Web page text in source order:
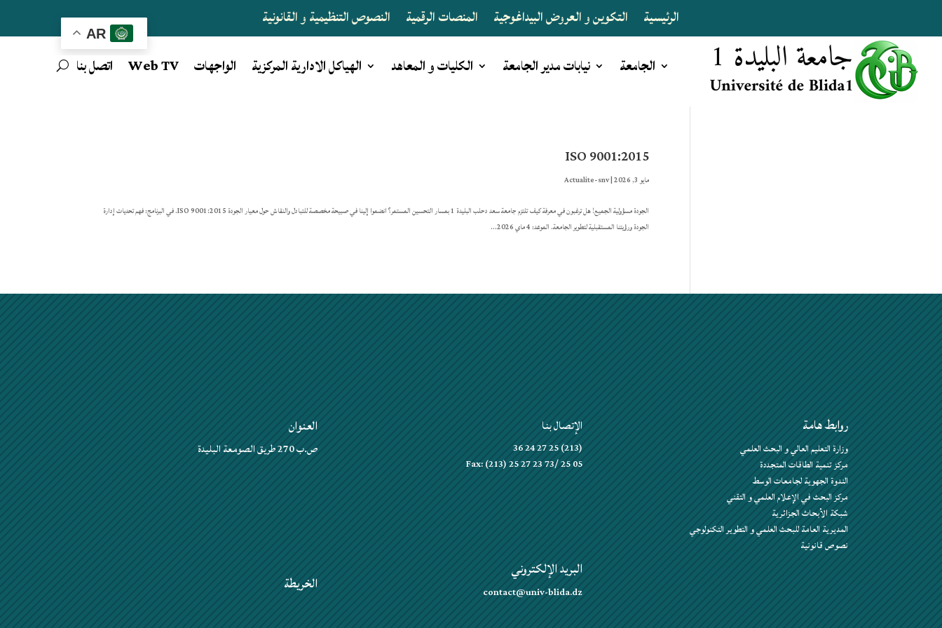
AR
الرئيسية التكوين و العروض البيداغوجية المنصات الرقمية النصوص التنظيمية و القانونية
الجامعة نيابات مدير الجامعة الكليات و المعاهد الهياكل الادارية المركزية الواجهات Web TV اتصل بنا
ISO 9001:2015
مايو 3, 2026 |
Actualite-snv
الجودة مسؤولية الجميع! هل ترغبون في معرفة كيف تلتزم جامعة سعد دحلب البليدة 1 بمسار التحسين المستمر؟ انضموا إلينا في صبيحة مخصصة للتبادل والنقاش حول معيار الجودة ISO 9001:2015. في البرنامج: فهم تحديات إدارة
الجودة ورؤيتنا المستقبلية لتطوير الجامعة. الموعد: 4 ماي 2026...
العنوان
ص.ب 270 طريق الصومعة البليدة
الخريطة
الإتصال بنا
(213) 25 27 24 36
Fax: (213) 25 27 23 73/ 25 05
البريد الإلكتروني
contact@univ-blida.dz
روابط هامة
وزارة التعليم العالي و البحث العلمي
مركز تنمية الطاقات المتجددة
الندوة الجهوية لجامعات الوسط
مركز البحث في الإعلام العلمي و التقني
شبكة الأبحاث الجزائرية
المديرية العامة للبحث العلمي و التطوير التكنولوجي
نصوص قانونية